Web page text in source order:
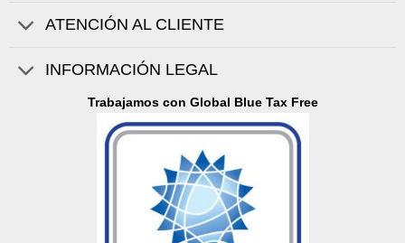
ATENCIÓN AL CLIENTE
INFORMACIÓN LEGAL
Trabajamos con Global Blue Tax Free